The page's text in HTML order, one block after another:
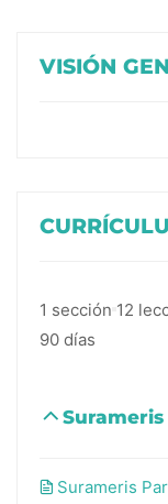
VISIÓN
1 sección 12
90 días
Surameris